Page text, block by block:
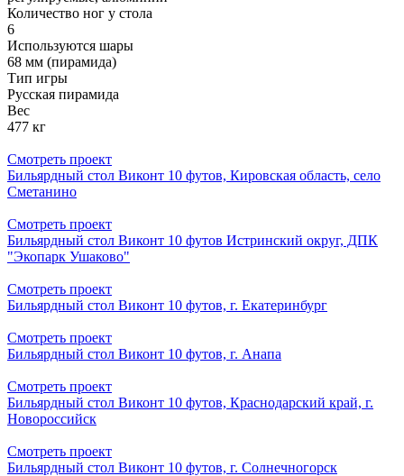
Количество ног у стола
6
Используются шары
68 мм (пирамида)
Тип игры
Русская пирамида
Вес
477 кг
Смотреть проект
Бильярдный стол Виконт 10 футов, Кировская область, село
Сметанино
Смотреть проект
Бильярдный стол Виконт 10 футов Истринский округ, ДПК
"Экопарк Ушаково"
Смотреть проект
Бильярдный стол Виконт 10 футов, г. Екатеринбург
Смотреть проект
Бильярдный стол Виконт 10 футов, г. Анапа
Смотреть проект
Бильярдный стол Виконт 10 футов, Краснодарский край, г.
Новороссийск
Смотреть проект
Бильярдный стол Виконт 10 футов, г. Солнечногорск